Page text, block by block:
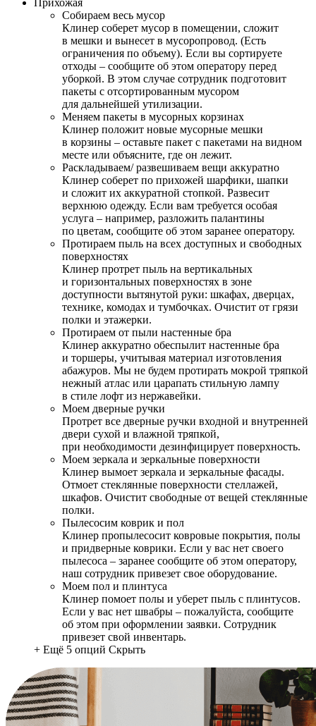
Прихожая
Собираем весь мусор
Клинер соберет мусор в помещении, сложит
в мешки и вынесет в мусоропровод. (Есть
ограничения по объему). Если вы сортируете
отходы – сообщите об этом оператору перед
уборкой. В этом случае сотрудник подготовит
пакеты с отсортированным мусором
для дальнейшей утилизации.
Меняем пакеты в мусорных корзинах
Клинер положит новые мусорные мешки
в корзины – оставьте пакет с пакетами на видном
месте или объясните, где он лежит.
Раскладываем/ развешиваем вещи аккуратно
Клинер соберет по прихожей шарфики, шапки
и сложит их аккуратной стопкой. Развесит
верхнюю одежду. Если вам требуется особая
услуга – например, разложить палантины
по цветам, сообщите об этом заранее оператору.
Протираем пыль на всех доступных и свободных
поверхностях
Клинер протрет пыль на вертикальных
и горизонтальных поверхностях в зоне
доступности вытянутой руки: шкафах, дверцах,
технике, комодах и тумбочках. Очистит от грязи
полки и этажерки.
Протираем от пыли настенные бра
Клинер аккуратно обеспылит настенные бра
и торшеры, учитывая материал изготовления
абажуров. Мы не будем протирать мокрой тряпкой
нежный атлас или царапать стильную лампу
в стиле лофт из нержавейки.
Моем дверные ручки
Протрет все дверные ручки входной и внутренней
двери сухой и влажной тряпкой,
при необходимости дезинфицирует поверхность.
Моем зеркала и зеркальные поверхности
Клинер вымоет зеркала и зеркальные фасады.
Отмоет стеклянные поверхности стеллажей,
шкафов. Очистит свободные от вещей стеклянные
полки.
Пылесосим коврик и пол
Клинер пропылесосит ковровые покрытия, полы
и придверные коврики. Если у вас нет своего
пылесоса – заранее сообщите об этом оператору,
наш сотрудник привезет свое оборудование.
Моем пол и плинтуса
Клинер помоет полы и уберет пыль с плинтусов.
Если у вас нет швабры – пожалуйста, сообщите
об этом при оформлении заявки. Сотрудник
привезет свой инвентарь.
+ Ещё 5 опций Скрыть